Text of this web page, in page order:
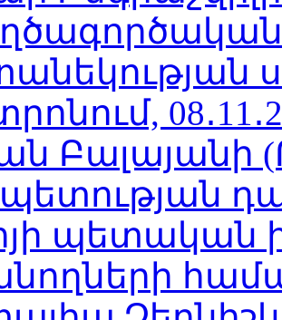
Բալայանի
պետական